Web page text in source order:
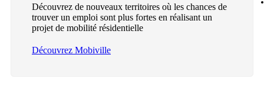
Découvrez de nouveaux territoires où les chances de
trouver un emploi sont plus fortes en réalisant un
projet de mobilité résidentielle
Découvrez Mobiville